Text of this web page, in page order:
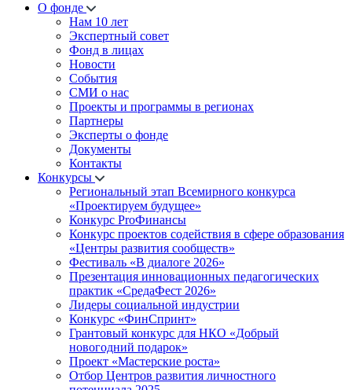
О фонде
Нам 10 лет
Экспертный совет
Фонд в лицах
Новости
События
СМИ о нас
Проекты и программы в регионах
Партнеры
Эксперты о фонде
Документы
Контакты
Конкурсы
Региональный этап Всемирного конкурса
«Проектируем будущее»
Конкурс ProФинансы
Конкурс проектов содействия в сфере образования
«Центры развития сообществ»
Фестиваль «В диалоге 2026»
Презентация инновационных педагогических
практик «СредаФест 2026»
Лидеры социальной индустрии
Конкурс «ФинСпринт»
Грантовый конкурс для НКО «Добрый
новогодний подарок»
Проект «Мастерские роста»
Отбор Центров развития личностного